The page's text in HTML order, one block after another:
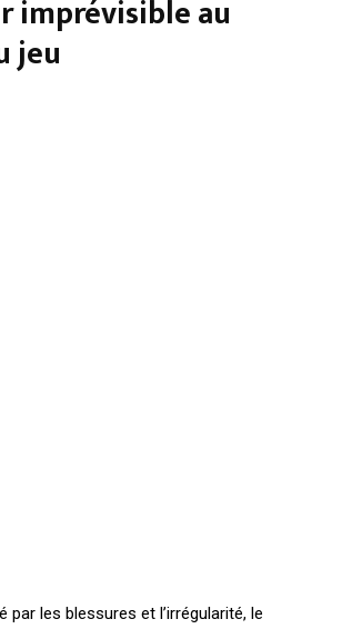
imprévisible au
jeu
par les blessures et l’irrégularité, le